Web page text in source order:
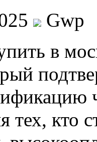
Gwp
в
тех, кто